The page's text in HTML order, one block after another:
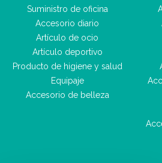
Suministro de oficina
Accesorio diario
Artículo de ocio
Artículo deportivo
Producto de higiene y salud
Equipaje
Accesorio de belleza